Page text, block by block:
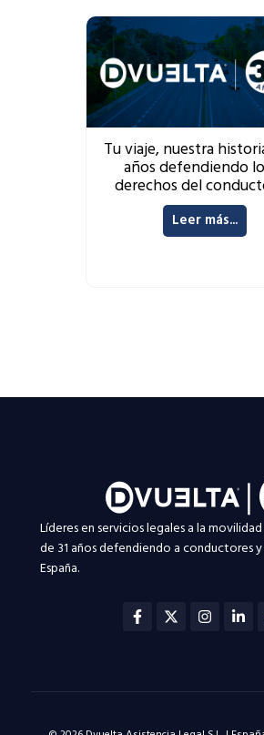
Tu viaje, nuestra
años defendiendo
derechos del
Leer más...
Líderes en servicios legales a la
de 31 años defendiendo a conductores
España.
Facebook-
f
X-
twitter in